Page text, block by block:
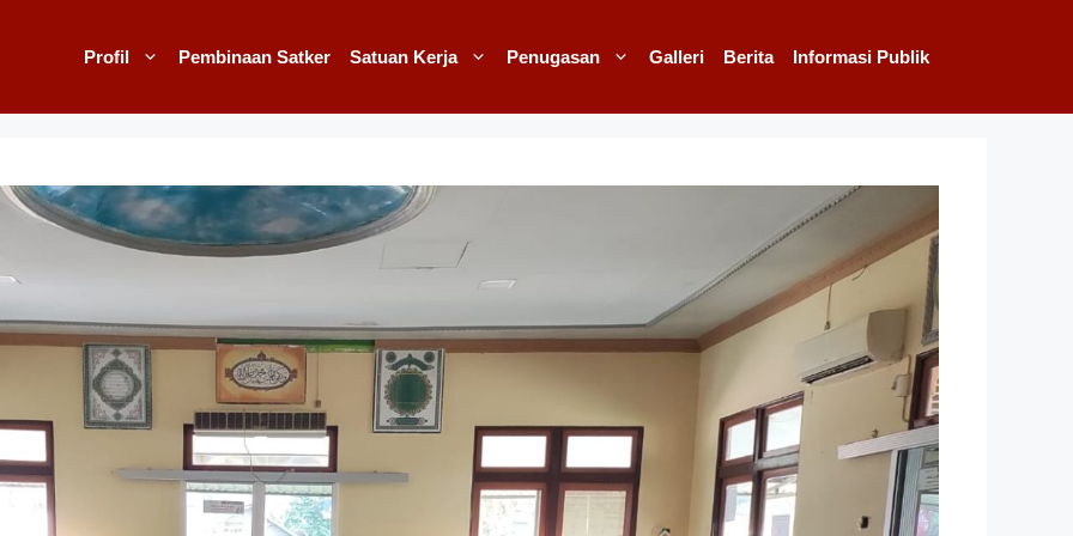
Profil Pembinaan Satker Satuan Kerja Penugasan Galleri Berita Informasi Publik